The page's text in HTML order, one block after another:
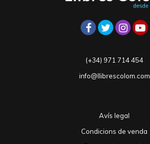
(+34) 971 714 454
info@llibrescolom.com
Avís legal
Condicions de venda